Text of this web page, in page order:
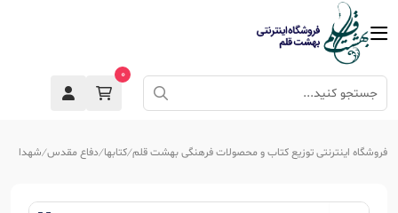
0
فروشگاه اینترنتی توزیع کتاب و محصولات فرهنگی بهشت قلم کتابها دفاع مقدس شهدا